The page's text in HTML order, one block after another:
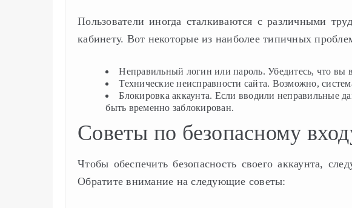
Пользователи иногда сталкиваются с различными
кабинету. Вот некоторые из наиболее типичных
Неправильный логин или пароль. Убедитесь, что вы
Технические неисправности сайта. Возможно,
Блокировка аккаунта. Если вводили неправильные
быть временно заблокирован.
Советы по безопасному
Чтобы обеспечить безопасность своего аккаунта,
Обратите внимание на следующие советы: